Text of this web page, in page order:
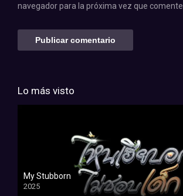
navegador para la próxima vez que comente.
Lo más visto
My Stubborn
2025